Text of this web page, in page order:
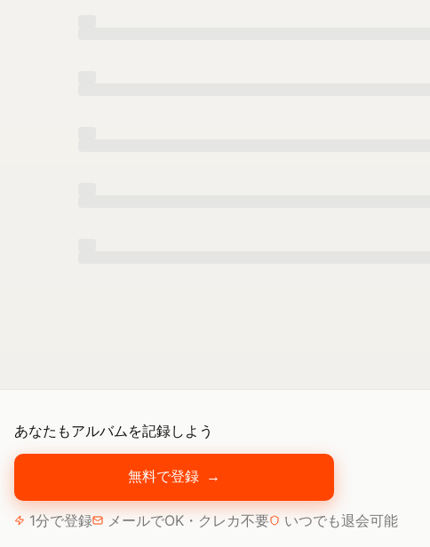
あなたもアルバムを記録しよう
無料で登録 →
1分で登録 メールでOK・クレカ不要 いつでも退会可能